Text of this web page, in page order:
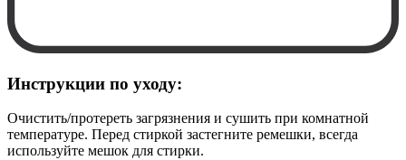
Инструкции по уходу:
Очистить/протереть загрязнения и сушить при комнатной
температуре. Перед стиркой застегните ремешки, всегда
используйте мешок для стирки.